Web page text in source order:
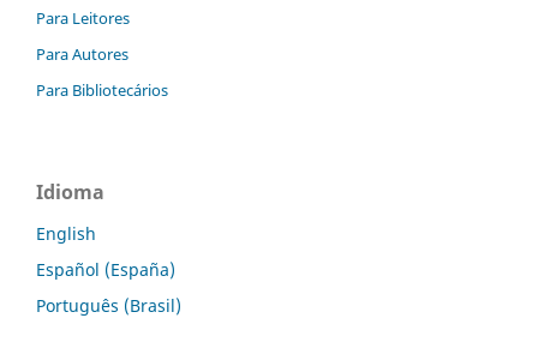
Para Leitores
Para Autores
Para Bibliotecários
Idioma
English
Español (España)
Português (Brasil)